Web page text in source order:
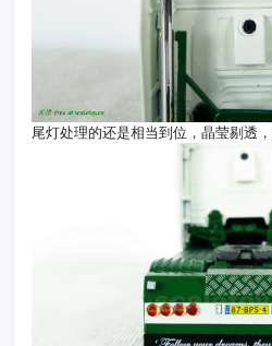
尾灯处理的还是相当到位，晶莹剔透